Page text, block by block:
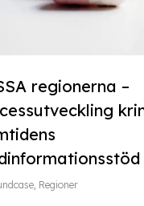
regionerna –
Regioner